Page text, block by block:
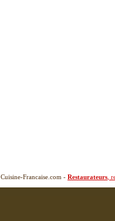
Cuisine-Francaise.com - Restaurateurs ,